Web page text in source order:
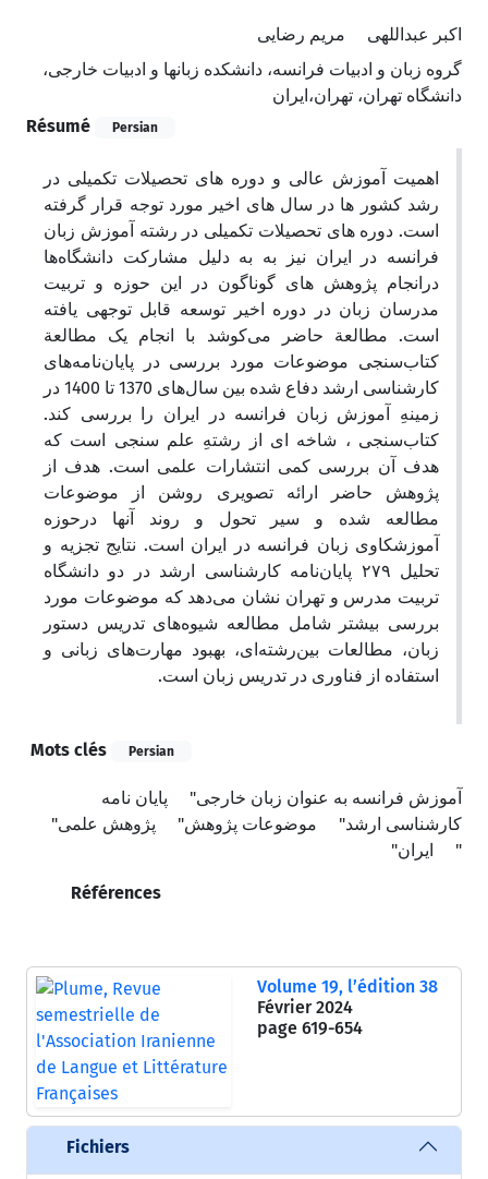
اکبر عبداللهی
مریم رضایی
گروه زبان و ادبیات فرانسه، دانشکده زبانها و ادبیات خارجی،
دانشگاه تهران، تهران،‌ایران
Résumé
Persian
اهمیت آموزش عالی و دوره های تحصیلات تکمیلی در
رشد کشور ها در سال های اخیر مورد توجه قرار گرفته
است. دوره های تحصیلات تکمیلی در رشته آموزش زبان
فرانسه در ایران نیز به به دلیل مشارکت دانشگاه‌ها
درانجام پژوهش های گوناگون در این حوزه و تربیت
مدرسان زبان در دوره اخیر توسعه قابل توجهی یافته
است. مطالعة حاضر می‌کوشد با انجام یک مطالعة
کتاب‌سنجی موضوعات مورد بررسی در پایان‌نامه‌های
کارشناسی ارشد دفاع شده بین سال‌های 1370 تا 1400 در
زمینهِ آموزش زبان فرانسه در ایران را بررسی کند.
کتاب‌سنجی ، شاخه ای از رشتهِ علم سنجی است که
هدف آن بررسی کمی انتشارات علمی است. هدف از
پژوهش حاضر ارائه تصویری روشن از موضوعات
مطالعه شده و سیر تحول و روند آنها درحوزه
آموزشکاوی زبان فرانسه در ایران است. نتایج تجزیه و
تحلیل ۲۷۹ پایان‌نامه کارشناسی ارشد در دو دانشگاه
تربیت مدرس و تهران نشان می‌دهد که موضوعات مورد
بررسی بیشتر شامل مطالعه شیوه‌های تدریس دستور
زبان، مطالعات بین‌رشته‌ای، بهبود مهارت‌های زبانی و
استفاده از فناوری در تدریس زبان است.
Mots clés Persian
آموزش فرانسه به عنوان زبان خارجی"
پایان نامه
کارشناسی ارشد"
موضوعات پژوهش"
پژوهش علمی"
"
ایران"
Références
Volume 19, l’édition 38
Février 2024
page 619-654
Fichiers